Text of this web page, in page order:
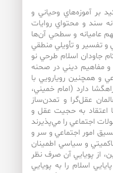
بر آموزه‌هاي وحياني و
سند و محتواي روايات
عاميانه و سطحي آن‌‌ها
و تفسير و تأويلي منطقي
جاودان اسلام طرحي نو
و مفاهيم ديني در صحنه
و همچنين رويارويي با
دارد (امام خميني،
۳۴۵). اين عالمان عقل‌گرا و تمدن‌ساز
اعتقاد به حجيت عقل و
اجتماعي را مي‌پذيرند
امور اجتماعي و سر و
و سياسي اطمينان
از پويايي آن صرف نظر
اسلام را به پويايي